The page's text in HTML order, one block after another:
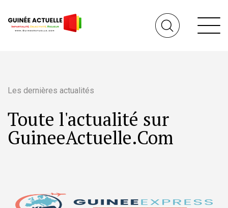
Les dernières actualités
Toute l'actualité sur
GuineeActuelle.Com